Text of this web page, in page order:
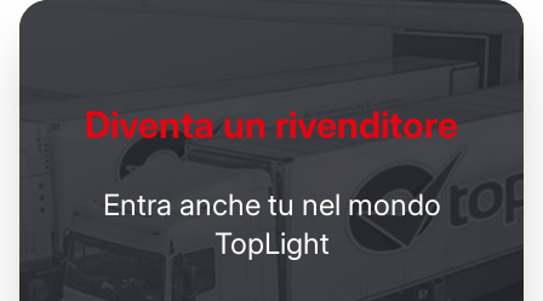
Diventa un rivenditore
Entra anche tu nel mondo
TopLight